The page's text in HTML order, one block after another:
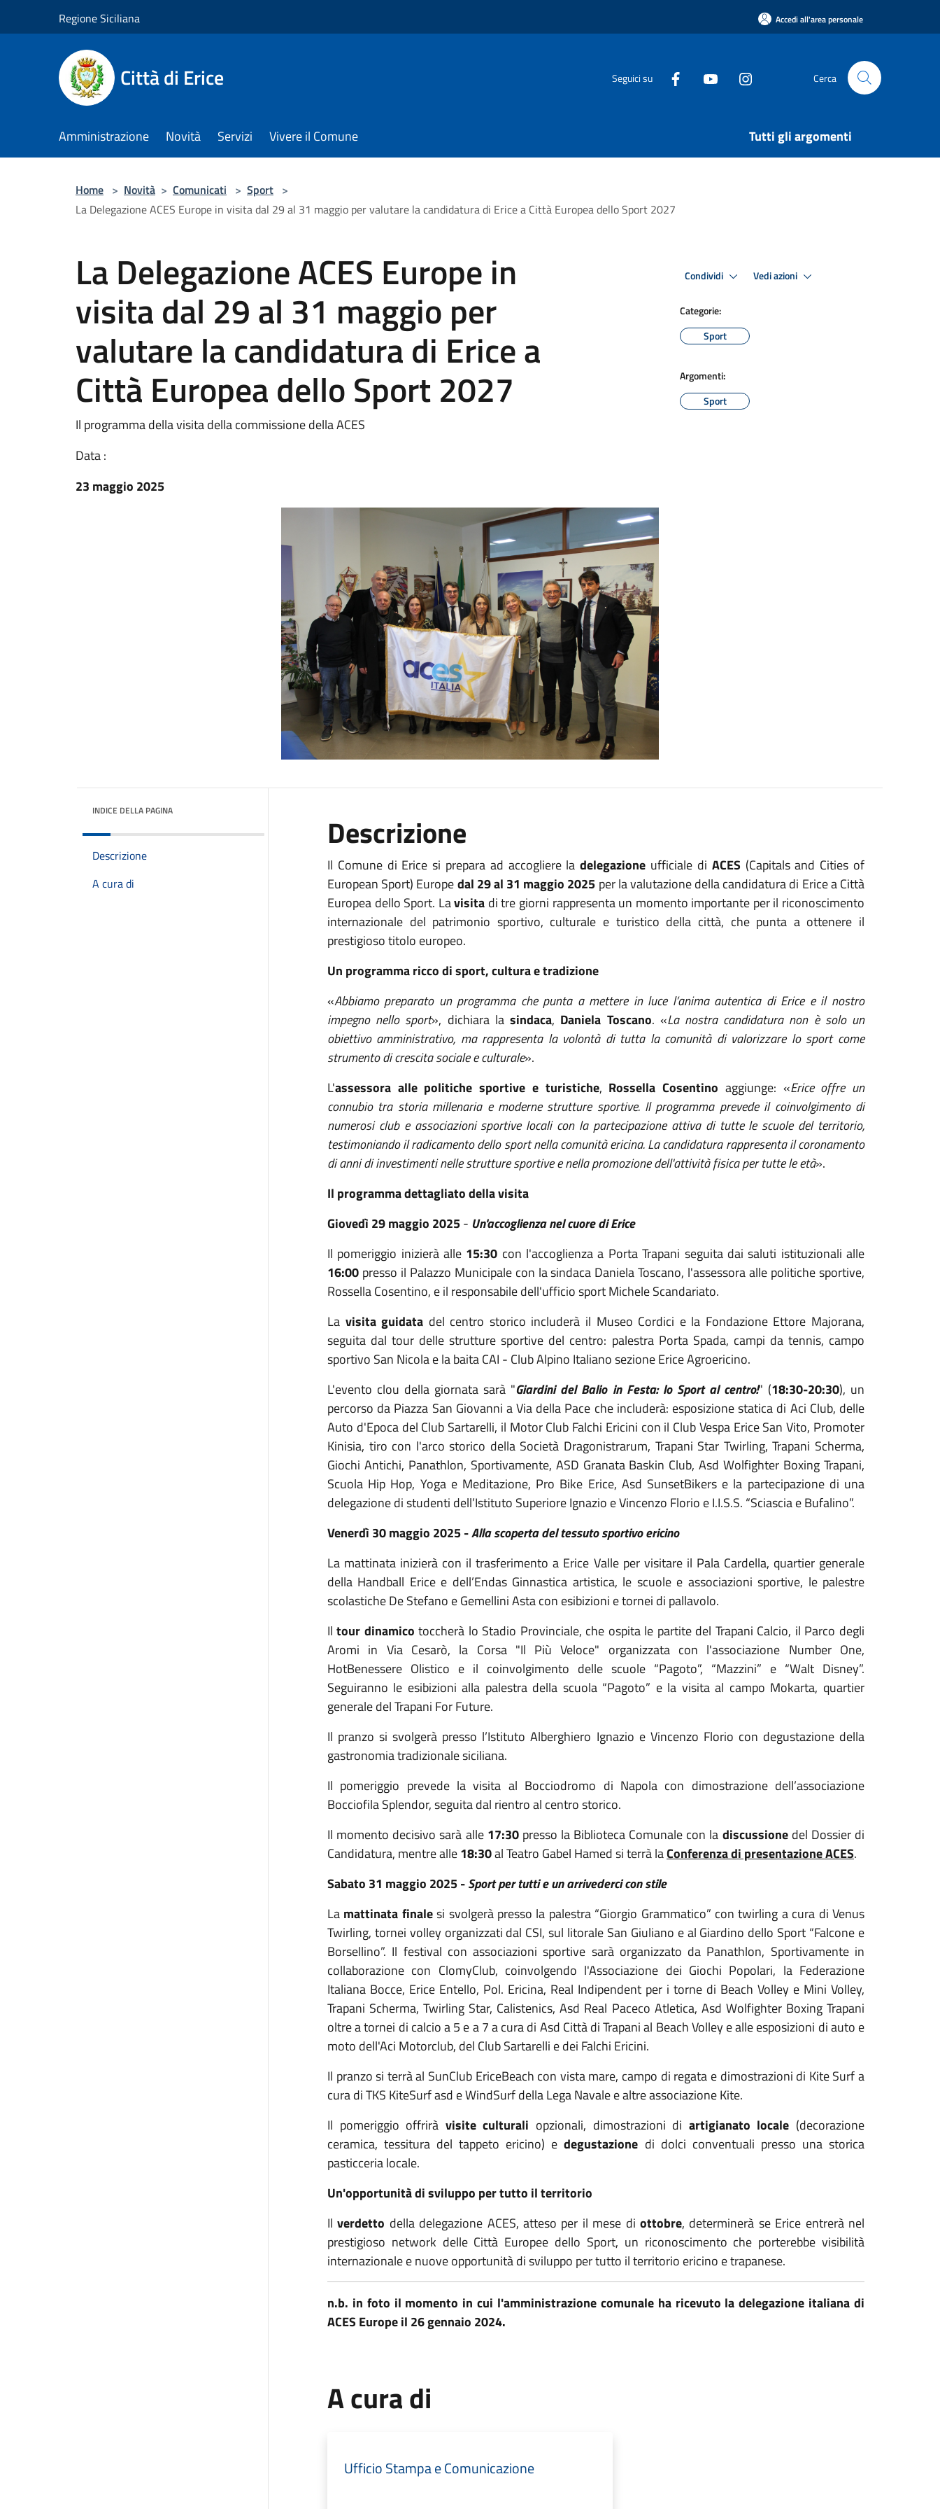
Regione Siciliana Accedi all'area personale
Città di Erice Seguici su Cerca
Amministrazione Novità Servizi Vivere il Comune Tutti gli argomenti
Home > Novità > Comunicati > Sport >
La Delegazione ACES Europe in visita dal 29 al 31 maggio per valutare la candidatura di Erice a Città Europea dello Sport 2027
La Delegazione ACES Europe in
visita dal 29 al 31 maggio per
valutare la candidatura di Erice a
Città Europea dello Sport 2027
Il programma della visita della commissione della ACES
Data :
23 maggio 2025
Condividi Vedi azioni
Categorie:
Sport
Argomenti:
Sport
INDICE DELLA PAGINA
Descrizione
A cura di
Descrizione
Il Comune di Erice si prepara ad accogliere ladelegazione ufficiale di ACES (Capitals and Cities of
European Sport) Europedal 29 al 31 maggio 2025 per la valutazione della candidatura di Erice a Città
Europea dello Sport. Lavisita di tre giorni rappresenta un momento importante per il riconoscimento
internazionale del patrimonio sportivo, culturale e turistico della città, che punta a ottenere il
prestigioso titolo europeo.
Un programma ricco di sport, cultura e tradizione
«Abbiamo preparato un programma che punta a mettere in luce l’anima autentica di Erice e il nostro
impegno nello sport», dichiara lasindaca, Daniela Toscano. «La nostra candidatura non è solo un
obiettivo amministrativo, ma rappresenta la volontà di tutta la comunità di valorizzare lo sport come
strumento di crescita sociale e culturale».
L'assessora alle politiche sportive e turistiche, Rossella Cosentino aggiunge: «Erice offre un
connubio tra storia millenaria e moderne strutture sportive. Il programma prevede il coinvolgimento di
numerosi club e associazioni sportive locali con la partecipazione attiva di tutte le scuole del territorio,
testimoniando il radicamento dello sport nella comunità ericina. La candidatura rappresenta il coronamento
di anni di investimenti nelle strutture sportive e nella promozione dell'attività fisica per tutte le età».
Il programma dettagliato della visita
Giovedì 29 maggio 2025- Un'accoglienza nel cuore di Erice
Il pomeriggio inizierà alle 15:30 con l'accoglienza a Porta Trapani seguita dai saluti istituzionali alle
16:00presso il Palazzo Municipale con la sindaca Daniela Toscano, l'assessora alle politiche sportive,
Rossella Cosentino, e il responsabile dell'ufficio sport Michele Scandariato.
La visita guidata del centro storico includerà il Museo Cordici e la Fondazione Ettore Majorana,
seguita dal tour delle strutture sportive del centro: palestra Porta Spada, campi da tennis, campo
sportivo San Nicola e la baita CAI - Club Alpino Italiano sezione Erice Agroericino.
L'evento clou della giornata sarà "Giardini del Balio in Festa: lo Sport al centro!" (18:30-20:30), un
percorso da Piazza San Giovanni a Via della Pace che includerà: esposizione statica di Aci Club, delle
Auto d'Epoca del Club Sartarelli, il Motor Club Falchi Ericini con il Club Vespa Erice San Vito, Promoter
Kinisia, tiro con l'arco storico della Società Dragonistrarum, Trapani Star Twirling, Trapani Scherma,
Giochi Antichi, Panathlon, Sportivamente, ASD Granata Baskin Club, Asd Wolfighter Boxing Trapani,
Scuola Hip Hop, Yoga e Meditazione, Pro Bike Erice, Asd SunsetBikers e la partecipazione di una
delegazione di studenti dell’Istituto Superiore Ignazio e Vincenzo Florio e I.I.S.S. “Sciascia e Bufalino”.
Venerdì 30 maggio 2025 -Alla scoperta del tessuto sportivo ericino
La mattinata inizierà con il trasferimento a Erice Valle per visitare il Pala Cardella, quartier generale
della Handball Erice e dell’Endas Ginnastica artistica, le scuole e associazioni sportive, le palestre
scolastiche De Stefano e Gemellini Asta con esibizioni e tornei di pallavolo.
Iltour dinamico toccherà lo Stadio Provinciale, che ospita le partite del Trapani Calcio, il Parco degli
Aromi in Via Cesarò, la Corsa "Il Più Veloce" organizzata con l'associazione Number One,
HotBenessere Olistico e il coinvolgimento delle scuole “Pagoto”, “Mazzini” e “Walt Disney”.
Seguiranno le esibizioni alla palestra della scuola “Pagoto” e la visita al campo Mokarta, quartier
generale del Trapani For Future.
Il pranzo si svolgerà presso l’Istituto Alberghiero Ignazio e Vincenzo Florio con degustazione della
gastronomia tradizionale siciliana.
Il pomeriggio prevede la visita al Bocciodromo di Napola con dimostrazione dell’associazione
Bocciofila Splendor, seguita dal rientro al centro storico.
Il momento decisivo sarà alle 17:30presso la Biblioteca Comunale con la discussionedel Dossier di
Candidatura, mentre alle18:30al Teatro Gabel Hamed si terrà laConferenza di presentazione ACES.
Sabato 31 maggio 2025 -Sport per tutti e un arrivederci con stile
La mattinata finalesi svolgerà presso la palestra “Giorgio Grammatico” con twirling a cura di Venus
Twirling, tornei volley organizzati dal CSI, sul litorale San Giuliano e al Giardino dello Sport “Falcone e
Borsellino”. Il festival con associazioni sportive sarà organizzato da Panathlon, Sportivamente in
collaborazione con ClomyClub, coinvolgendo l'Associazione dei Giochi Popolari, la Federazione
Italiana Bocce, Erice Entello, Pol. Ericina, Real Indipendent per i torne di Beach Volley e Mini Volley,
Trapani Scherma, Twirling Star, Calistenics, Asd Real Paceco Atletica, Asd Wolfighter Boxing Trapani
oltre a tornei di calcio a 5 e a 7 a cura di Asd Città di Trapani al Beach Volley e alle esposizioni di auto e
moto dell'Aci Motorclub, del Club Sartarelli e dei Falchi Ericini.
Il pranzo si terrà al SunClub EriceBeach con vista mare, campo di regata e dimostrazioni di Kite Surf a
cura di TKS KiteSurf asd e WindSurf della Lega Navale e altre associazione Kite.
Il pomeriggio offrirà visite culturali opzionali, dimostrazioni di artigianato locale (decorazione
ceramica, tessitura del tappeto ericino) edegustazione di dolci conventuali presso una storica
pasticceria locale.
Un'opportunità di sviluppo per tutto il territorio
Ilverdetto della delegazione ACES, atteso per il mese di ottobre, determinerà se Erice entrerà nel
prestigioso network delle Città Europee dello Sport, un riconoscimento che porterebbe visibilità
internazionale e nuove opportunità di sviluppo per tutto il territorio ericino e trapanese.
n.b. in foto il momento in cui l'amministrazione comunale ha ricevuto la delegazione italiana di
ACES Europe il 26 gennaio 2024.
A cura di
Ufficio Stampa e Comunicazione